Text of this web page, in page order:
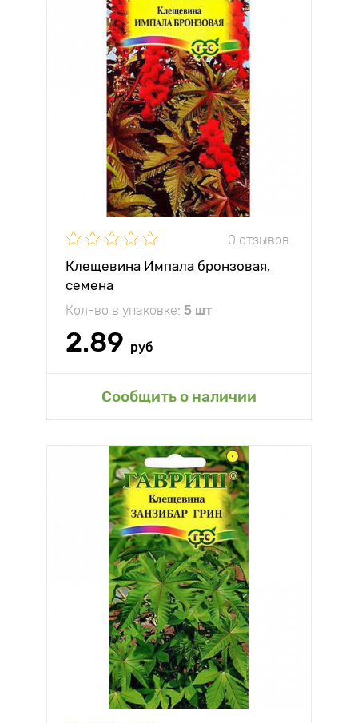
0 отзывов
Клещевина Импала бронзовая,
семена
Кол-во в упаковке: 5 шт
2.89 руб
Сообщить о наличии